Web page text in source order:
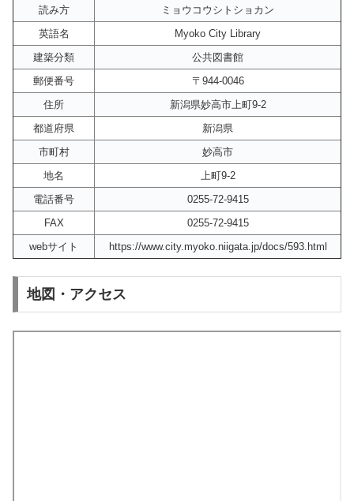
読み方
ミョウコウシトショカン
英語名
Myoko City Library
建築分類
公共図書館
郵便番号
〒944-0046
住所
新潟県妙高市上町9-2
都道府県
新潟県
市町村
妙高市
地名
上町9-2
電話番号
0255-72-9415
FAX
0255-72-9415
webサイト
https://www.city.myoko.niigata.jp/docs/593.html
地図・アクセス